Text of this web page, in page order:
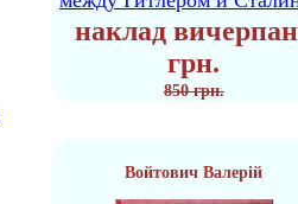
наклад
грн.
850 грн.
Войтович Валерій